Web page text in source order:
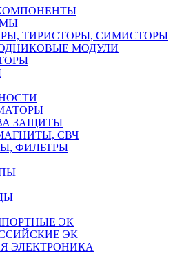
ТИРИСТОРЫ, СИМИСТОРЫ
МОДУЛИ
ЗАЩИТЫ
СВЧ
ФИЛЬТРЫ
ЭК
ЭК
ЭЛЕКТРОНИКА